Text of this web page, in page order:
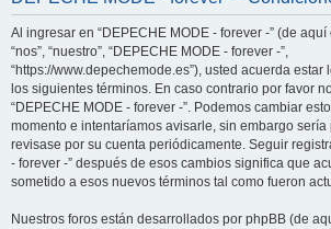
Al ingresar en “DEPECHE MODE - forever -” (de aquí
“nos”, “nuestro”, “DEPECHE MODE - forever -”,
“https://www.depechemode.es”), usted acuerda
los siguientes términos. En caso contrario por favor
“DEPECHE MODE - forever -”. Podemos cambiar
momento e intentaríamos avisarle, sin embargo
revisase por su cuenta periódicamente. Seguir
- forever -” después de esos cambios significa que
sometido a esos nuevos términos tal como fueron
Nuestros foros están desarrollados por phpBB (de